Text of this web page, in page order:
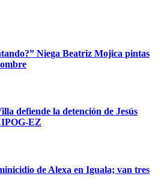
Niega Beatriz Mojica pintas
defiende la detención de Jesús
EZ
de Alexa en Iguala; van tres